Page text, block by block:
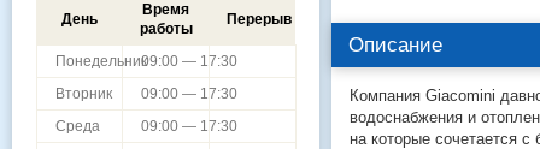
Описание
Компания Giacomini
водоснабжения и
на которые сочетается с
День
Время
работы
Перерыв
Понедельник09:00 — 17:30
Вторник
09:00 — 17:30
Среда
09:00 — 17:30